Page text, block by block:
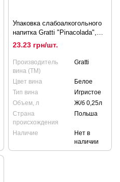
Упаковка слабоалкогольного
напитка Gratti "Pinacolada",
0,25л х 24шт.
23.23 грн/шт.
Производитель
вина (ТМ)
Gratti
Цвет вина
Белое
Тип вина
Игристое
Объем, л
Ж/б 0,25л
Страна
происхождения
Польша
Наличие
Нет в
наличии